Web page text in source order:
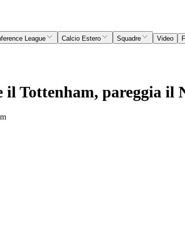
League Calcio Estero Squadre Video
Tottenham, pareggia il